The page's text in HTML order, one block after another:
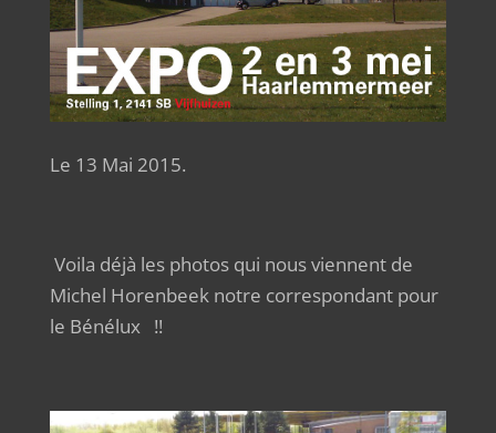
Le 13 Mai 2015.
Voila déjà les photos qui nous viennent de
Michel Horenbeek notre correspondant pour
le Bénélux !!